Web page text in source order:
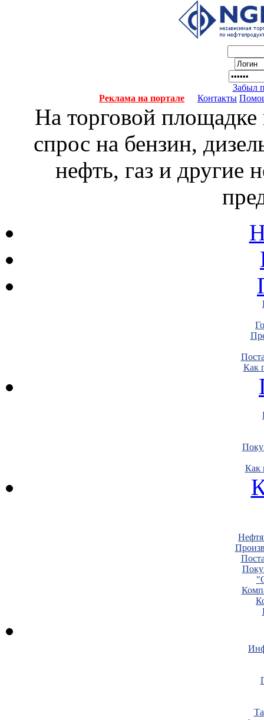
Забыл
Реклама на портале
Контакты
На торговой
спрос на бензин,
нефть, газ и другие
Как
Как